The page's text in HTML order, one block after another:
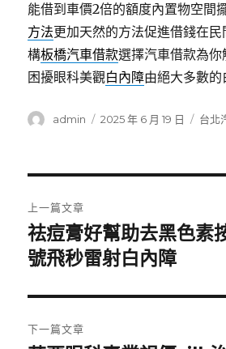
能借到車價2倍的額度內置物空間
方法更加天然的方法促進借錢在
構板橋汽車借款選擇汽車借款為
困擾眼科美觀白內障由絕大多數的
作
admin
發
2025 年 6 月 19 日
分
台北
章
導
覽
上一篇文章
上
一
文
章:
祛痘膏好幫助去黑色素
號飛秒雷射白內障
下一篇文章